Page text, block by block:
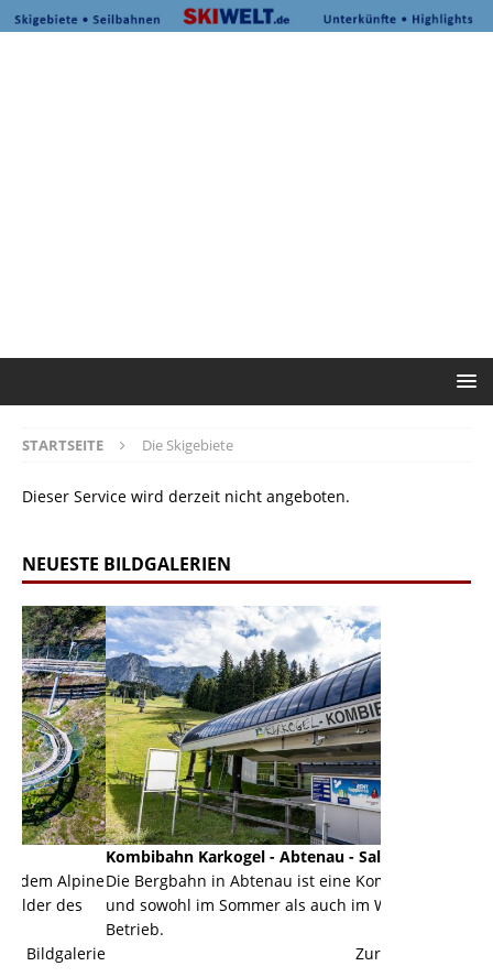
STARTSEITE Die Skigebiete
Dieser Service wird derzeit nicht angeboten.
NEUESTE BILDGALERIEN
Kombibahn Karkogel - Abtenau - Salzburg
Die Bergbahn in Abtenau ist eine Kombibahn
und sowohl im Sommer als auch im Winter in
Zur Bildgalerie